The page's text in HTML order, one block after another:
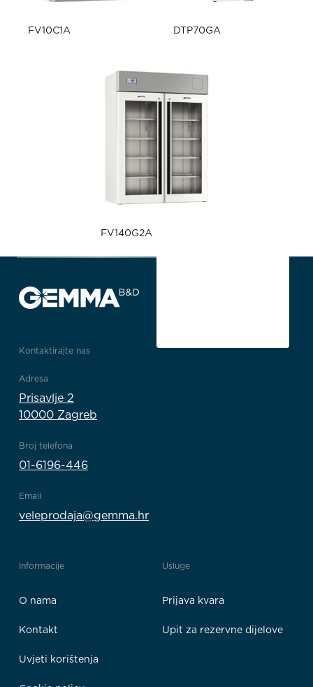
FV10C1A DTP70GA
FV140G2A
Kontaktirajte nas
Adresa
Prisavlje 2
10000 Zagreb
Broj telefona
01-6196-446
Email
veleprodaja@gemma.hr
Informacije
O nama
Kontakt
Uvjeti korištenja
Usluge
Prijava kvara
Upit za rezervne dijelove